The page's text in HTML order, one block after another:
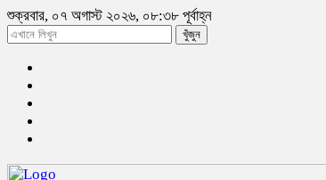
শুক্রবার, ০৭ অগাস্ট ২০২৬, ০৮:৩৮ পূর্বাহ্ন
খুঁজুন